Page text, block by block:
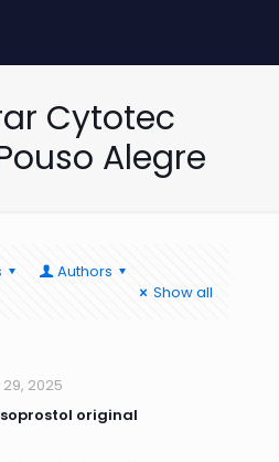
Cytotec
Alegre
Authors
Show all
2025
original